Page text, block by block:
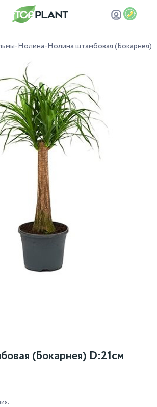
-Нолина-Нолина штамбовая (Бокарнея)
(Бокарнея) D:21см